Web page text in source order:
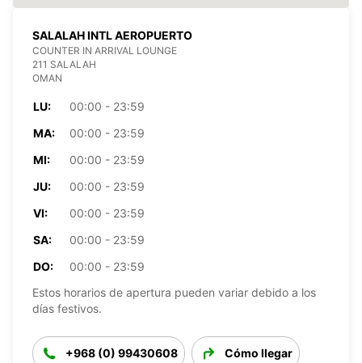
SALALAH INTL AEROPUERTO
COUNTER IN ARRIVAL LOUNGE
211 SALALAH
OMAN
LU:
00:00 - 23:59
MA:
00:00 - 23:59
MI:
00:00 - 23:59
JU:
00:00 - 23:59
VI:
00:00 - 23:59
SA:
00:00 - 23:59
DO:
00:00 - 23:59
Estos horarios de apertura pueden variar debido a los
días festivos.
+968 (0) 99430608 Cómo llegar